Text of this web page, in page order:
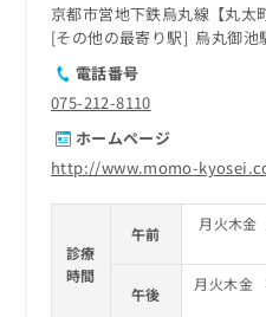
京都市営地下鉄烏丸線【丸太
その他の最寄り駅
烏丸御池
電話番号
075-212-8110
ホームページ
http://www.momo-
診療
時間
午前
月火木
午後
月火木